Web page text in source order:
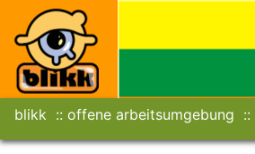
blikk offene arbeitsumgebung